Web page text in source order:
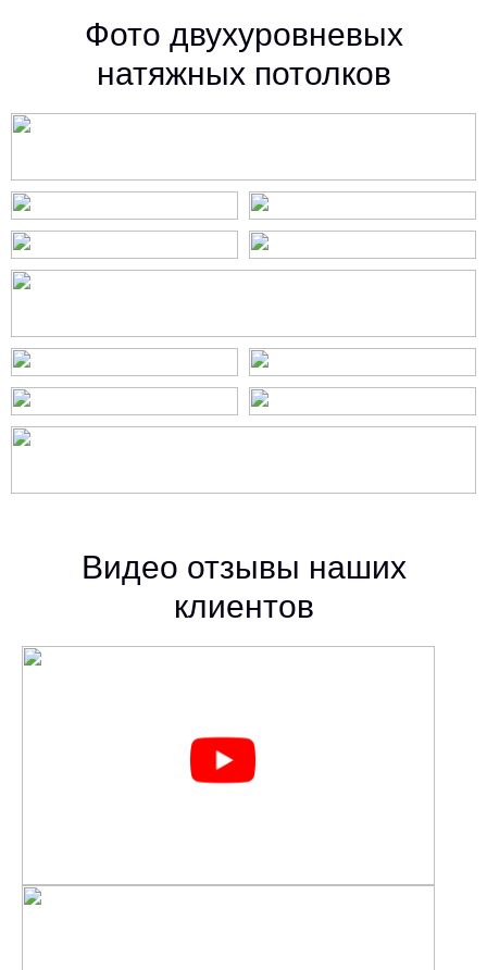
Фото двухуровневых
натяжных потолков
Видео отзывы наших
клиентов